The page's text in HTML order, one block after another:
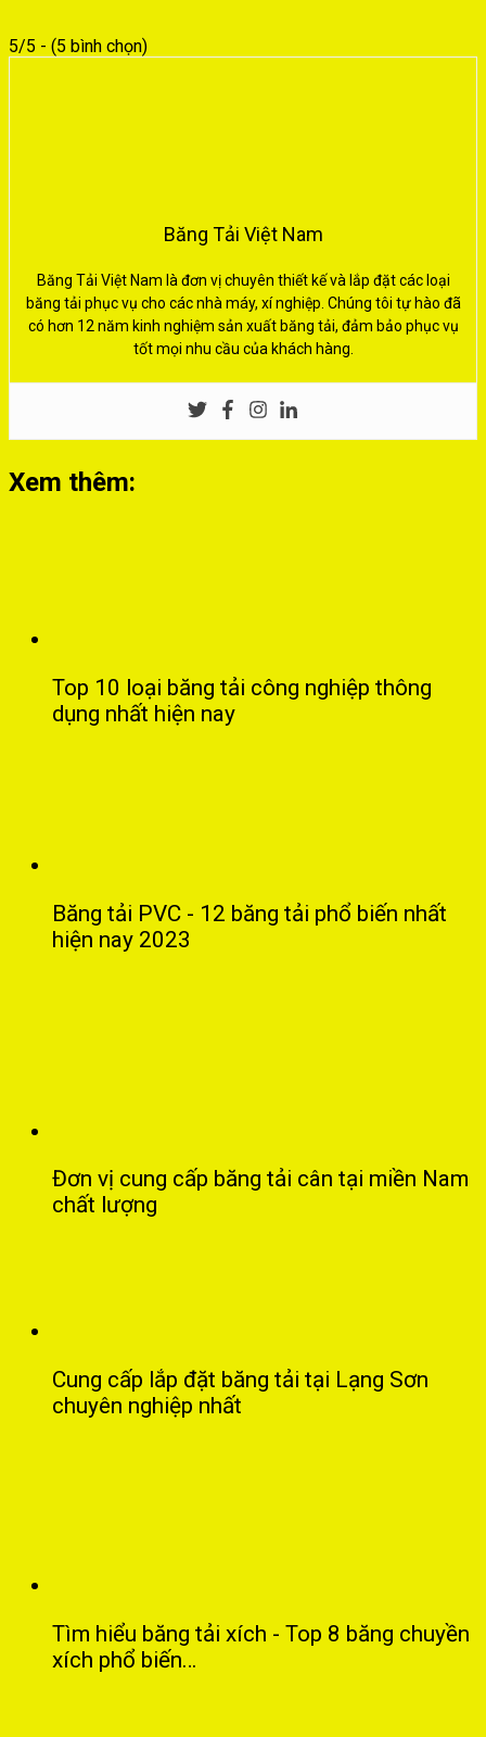
5/5 - (5 bình chọn)
Băng Tải Việt Nam
Băng Tải Việt Nam là đơn vị chuyên thiết kế và lắp đặt các loại
băng tải phục vụ cho các nhà máy, xí nghiệp. Chúng tôi tự hào đã
có hơn 12 năm kinh nghiệm sản xuất băng tải, đảm bảo phục vụ
tốt mọi nhu cầu của khách hàng.
Xem thêm:
Top 10 loại băng tải công nghiệp thông
dụng nhất hiện nay
Băng tải PVC - 12 băng tải phổ biến nhất
hiện nay 2023
Đơn vị cung cấp băng tải cân tại miền Nam
chất lượng
Cung cấp lắp đặt băng tải tại Lạng Sơn
chuyên nghiệp nhất
Tìm hiểu băng tải xích - Top 8 băng chuyền
xích phổ biến…